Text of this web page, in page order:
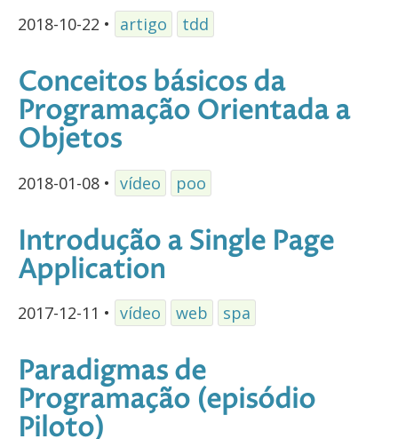
2018-10-22 • artigo tdd
Conceitos básicos da
Programação Orientada a
Objetos
2018-01-08 • vídeo poo
Introdução a Single Page
Application
2017-12-11 • vídeo web spa
Paradigmas de
Programação (episódio
Piloto)